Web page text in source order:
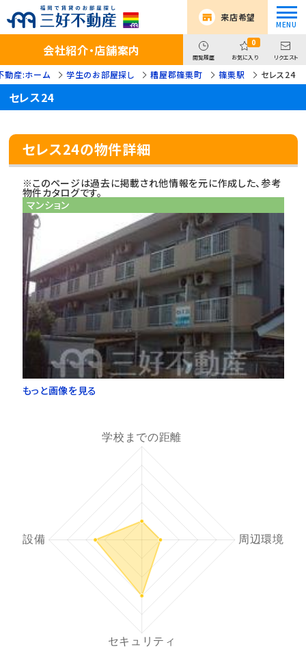
来店希望
会社紹介・店舗案内 閲覧履歴
0
お気に入り リクエスト
動産:ホーム 学生のお部屋探し 糟屋郡篠栗町 篠栗駅 セレス24
セレス24
セレス24の物件詳細
※このページは過去に掲載され他情報を元に作成した、参考
物件カタログです。
マンション
もっと画像を見る